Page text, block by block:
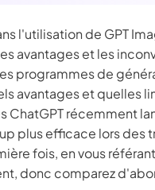
l'utilisation de GPT
avantages et les
programmes de
avantages et quelles
ChatGPT récemment
plus efficace lors des
fois, en vous
donc comparez